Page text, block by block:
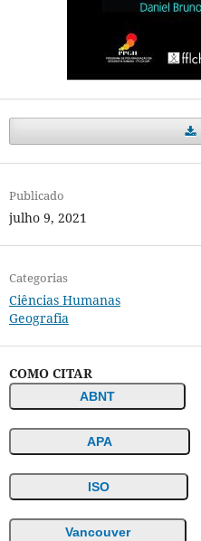
Publicado
julho 9, 2021
Categorias
Ciências Humanas
Geografia
COMO CITAR
ABNT
APA
ISO
Vancouver